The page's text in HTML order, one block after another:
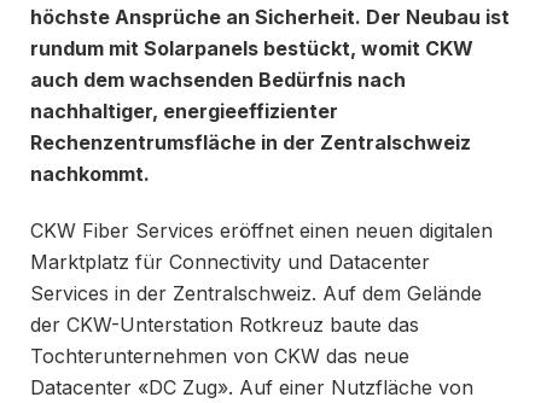
höchste Ansprüche an Sicherheit. Der Neubau ist
rundum mit Solarpanels bestückt, womit CKW
auch dem wachsenden Bedürfnis nach
nachhaltiger, energieeffizienter
Rechenzentrumsfläche in der Zentralschweiz
nachkommt.
CKW Fiber Services eröffnet einen neuen digitalen
Marktplatz für Connectivity und Datacenter
Services in der Zentralschweiz. Auf dem Gelände
der CKW-Unterstation Rotkreuz baute das
Tochterunternehmen von CKW das neue
Datacenter «DC Zug». Auf einer Nutzfläche von